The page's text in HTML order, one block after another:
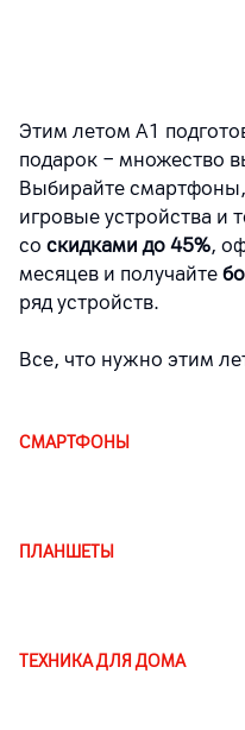
Этим летом А1
подарок − множество
Выбирайте
игровые устройства и
со скидками до 45%,
месяцев и получайте
ряд устройств.
Все, что нужно этим
СМАРТФОНЫ
ПЛАНШЕТЫ
ТЕХНИКА ДЛЯ ДОМА